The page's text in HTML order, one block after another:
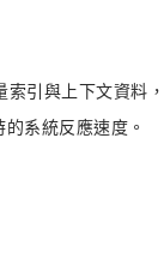
引與上下文資料，
系統反應速度。